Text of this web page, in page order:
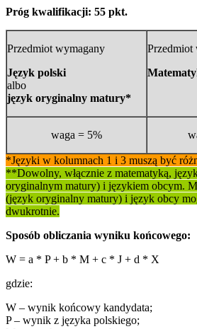
Próg kwalifikacji: 55 pkt.
Przedmiot wymagany
Język polski
albo
język oryginalny matury*
Przedmiot
waga = 5%
*Języki w kolumnach 1 i 3 muszą być
**Dowolny, włącznie z matematyką,
oryginalnym matury) i językiem obcym.
(język oryginalny matury) i język obcy
dwukrotnie.
Sposób obliczania wyniku końcowego:
W = a * P + b * M + c * J + d * X
gdzie:
W – wynik końcowy kandydata;
P – wynik z języka polskiego;